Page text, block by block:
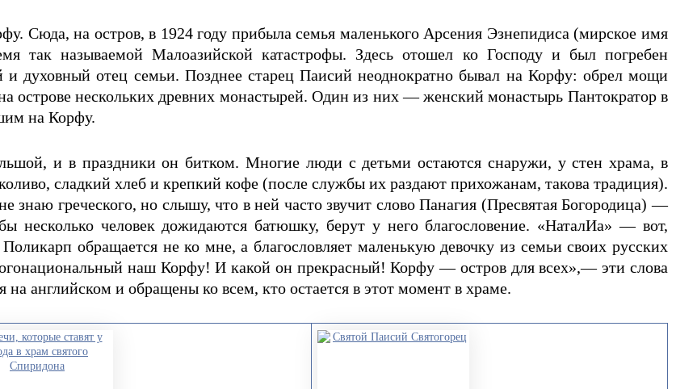
Сюда, на остров, в 1924 году прибыла семья маленького Арсения Эзнепидиса (мирское имя
так называемой Малоазийской катастрофы. Здесь отошел ко Господу и был погребен
духовный отец семьи. Позднее старец Паисий неоднократно бывал на Корфу: обрел мощи
острове нескольких древних монастырей. Один из них — женский монастырь Пантократор в
на Корфу.
и в праздники он битком. Многие люди с детьми остаются снаружи, у стен храма, в
сладкий хлеб и крепкий кофе (после службы их раздают прихожанам, такова традиция).
знаю греческого, но слышу, что в ней часто звучит слово Панагия (Пресвятая Богородица) —
человек дожидаются батюшку, берут у него благословение. «НаталИа» — вот,
обращается не ко мне, а благословляет маленькую девочку из семьи своих русских
наш Корфу! И какой он прекрасный! Корфу — остров для всех»,— эти слова
английском и обращены ко всем, кто остается в этот момент в храме.